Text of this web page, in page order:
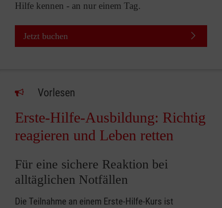
Hilfe kennen - an nur einem Tag.
Jetzt buchen
Vorlesen
Erste-Hilfe-Ausbildung: Richtig
reagieren und Leben retten
Für eine sichere Reaktion bei
alltäglichen Notfällen
Die Teilnahme an einem Erste-Hilfe-Kurs ist